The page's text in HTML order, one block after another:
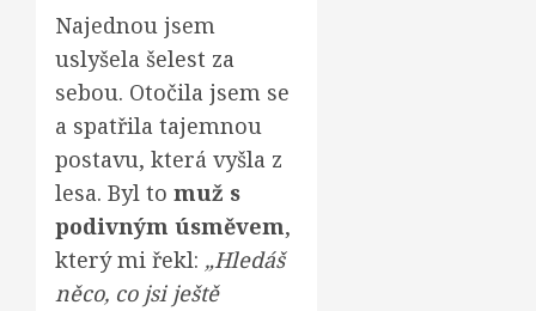
Najednou jsem
uslyšela šelest za
sebou. Otočila jsem se
a spatřila tajemnou
postavu, která vyšla z
lesa. Byl to muž s
podivným úsměvem,
který mi řekl: „Hledáš
něco, co jsi ještě